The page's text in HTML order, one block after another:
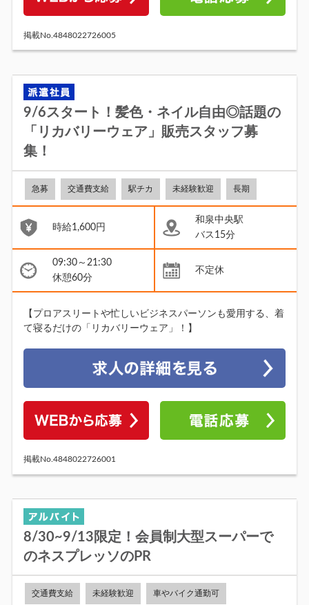
掲載No.4848022726005
9/6スタート！髪色・ネイル自由◎話題の
「リカバリーウェア」販売スタッフ募
集！
急募 交通費支給 駅チカ 未経験歓迎 長期
時給1,600円
和泉中央駅
バス15分
09:30～21:30
休憩60分
不定休
【プロアスリートや忙しいビジネスパーソンも愛用する、着
て寝るだけの「リカバリーウェア」！】
掲載No.4848022726001
8/30~9/13限定！会員制大型スーパーで
のネスプレッソのPR
交通費支給 未経験歓迎 車やバイク通勤可